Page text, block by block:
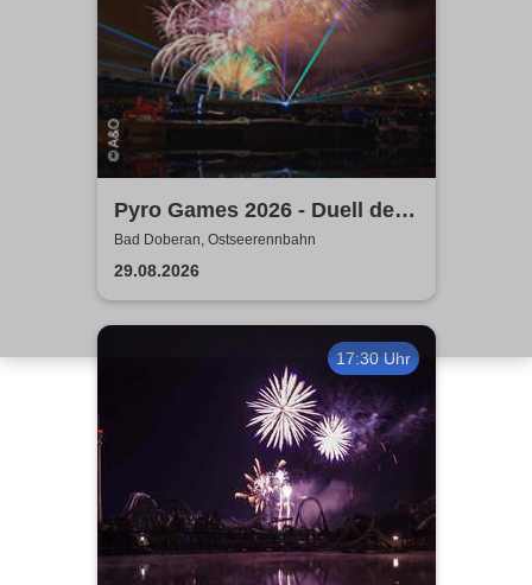
Pyro Games 2026 - Duell der
Feuerwerker
Bad Doberan, Ostseerennbahn
29.08.2026
17:30 Uhr